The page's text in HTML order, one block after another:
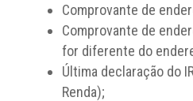
Comprovante de
Comprovante de
for diferente do
Última declaração do
Renda);